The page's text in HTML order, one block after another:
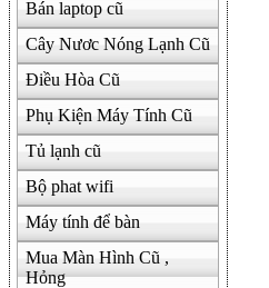
Bán laptop cũ
Cây Nươc Nóng Lạnh Cũ
Điều Hòa Cũ
Phụ Kiện Máy Tính Cũ
Tủ lạnh cũ
Bộ phat wifi
Máy tính để bàn
Mua Màn Hình Cũ ,
Hỏng